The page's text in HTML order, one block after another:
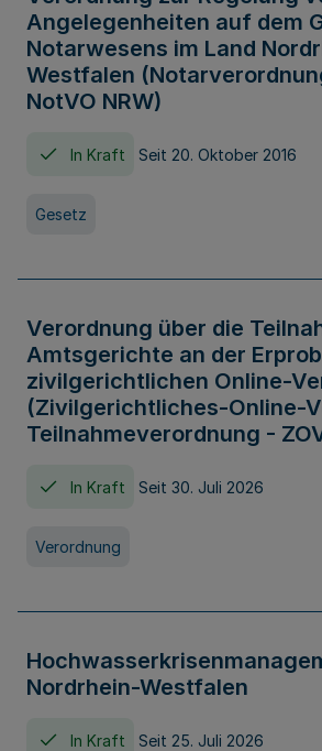
Angelegenheiten auf dem
Notarwesens im Land
Westfalen
NotVO NRW)
In Kraft Seit 20. Oktober 2016
Gesetz
Verordnung über die
Amtsgerichte an der
zivilgerichtlichen Online-
(Zivilgerichtliches-Online-
Teilnahmeverordnung -
In Kraft Seit 30. Juli 2026
Verordnung
Nordrhein-Westfalen
In Kraft Seit 25. Juli 2026